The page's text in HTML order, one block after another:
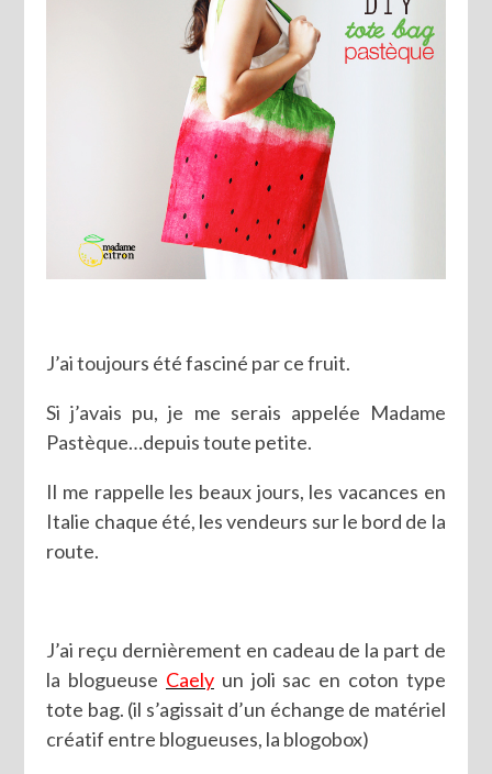
J’ai toujours été fasciné par ce fruit.
Si j’avais pu, je me serais appelée Madame
Pastèque…depuis toute petite.
Il me rappelle les beaux jours, les vacances en
Italie chaque été, les vendeurs sur le bord de la
route.
J’ai reçu dernièrement en cadeau de la part de
la blogueuse Caelyun joli sac en coton type
tote bag. (il s’agissait d’un échange de matériel
créatif entre blogueuses, la blogobox)